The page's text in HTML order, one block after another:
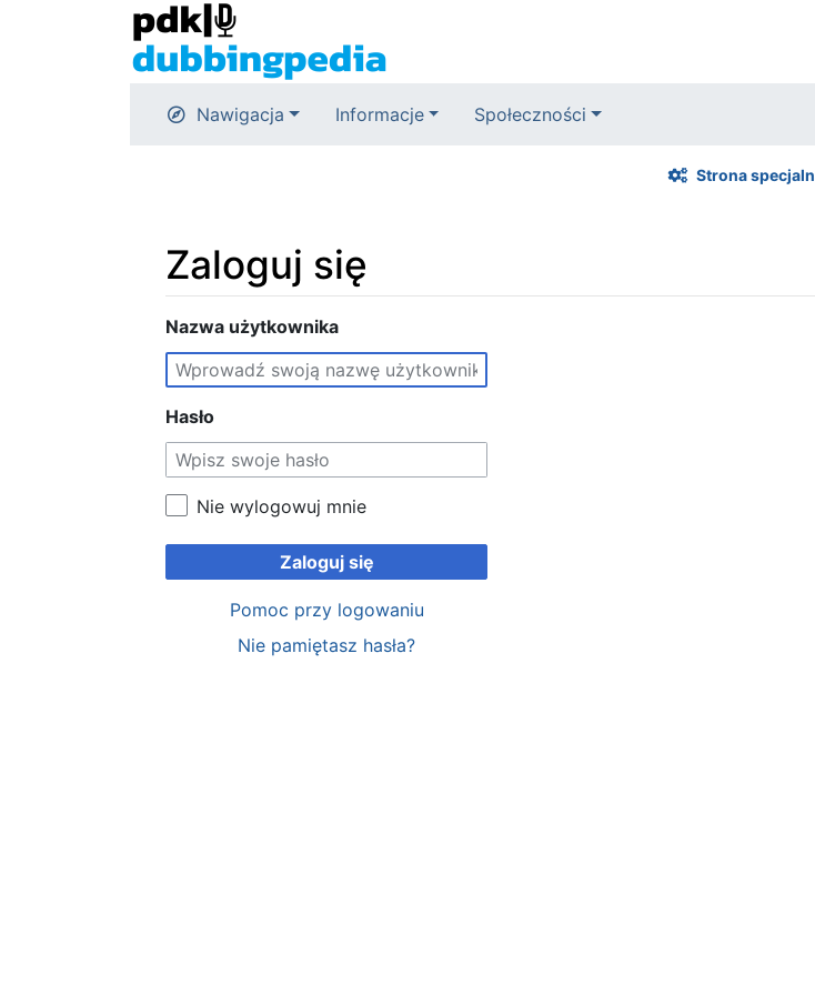
Nawigacja Informacje Społeczności
Strona
Zaloguj się
Skocz do:nawigacja,
Nazwa użytkownika
Hasło
Nie wylogowuj mnie
Zaloguj się
Pomoc przy logowaniu
Nie pamiętasz hasła?